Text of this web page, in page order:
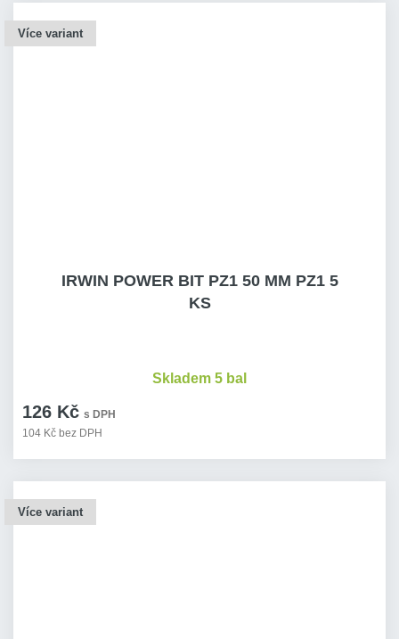
Více variant
IRWIN POWER BIT PZ1 50 MM PZ1 5
KS
126 Kč s DPH
104 Kč bez DPH
Skladem 5 bal
Více variant